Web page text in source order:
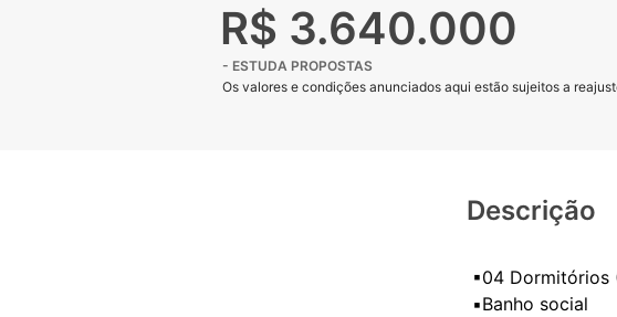
R$ 3.640.000
- ESTUDA PROPOSTAS
Os valores e condições anunciados aqui estão sujeitos a
Descrição
▪04 Dormitórios
▪️Banho social